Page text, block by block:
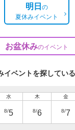
明日の
夏休みイベント
お盆休みのイベント
ベントを探してい
水
8/5
木
8/6
金
8/7